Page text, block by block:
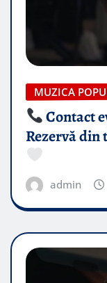
MUZICA
Contact
Rezervă
admin